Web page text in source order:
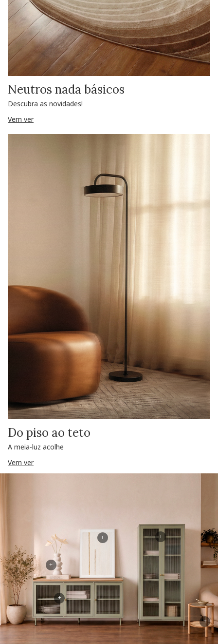
Neutros nada básicos
Descubra as novidades!
Vem ver
Do piso ao teto
A meia-luz acolhe
Vem ver
+
+
+
+
+